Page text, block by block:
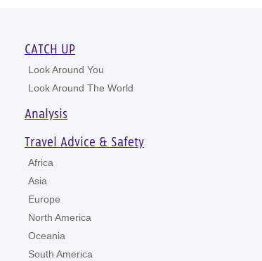
CATCH UP
Look Around You
Look Around The World
Analysis
Travel Advice & Safety
Africa
Asia
Europe
North America
Oceania
South America